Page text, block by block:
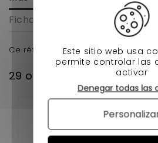
Ficha técnica
Ce rétroviseur se monte sur votre
29 otros productos en la
Este sitio web usa
permite controlar las
activar
Denegar todas las